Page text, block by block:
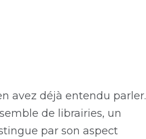
avez déjà entendu parler.
de librairies, un
par son aspect